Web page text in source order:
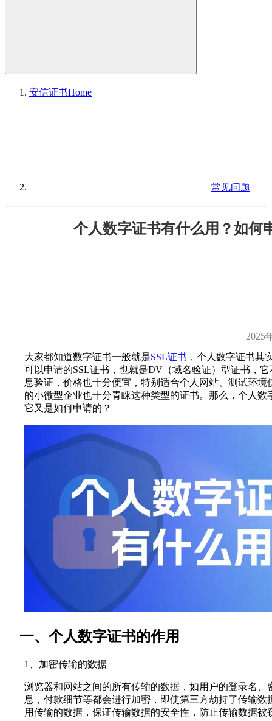
安信证书Home
常见问题
个人数字证书有什么用？如何
2025
大家都知道数字证书一般就是SSL证书 ，个人数字证书其
可以申请的SSL证书，也就是DV（域名验证）型证书，
息验证，价格也十分便宜，特别适合个人网站、测试环境
的小微型企业也十分青睐这种类型的证书。那么，个人数
它又是如何申请的？
一、个人数字证书的作用
1、加密传输的数据
浏览器和网站之间的所有传输的数据，如用户的登录名、
息，付款细节等都会进行加密，即使第三方劫持了传输数
用传输的数据，保证传输数据的安全性，防止传输数据被